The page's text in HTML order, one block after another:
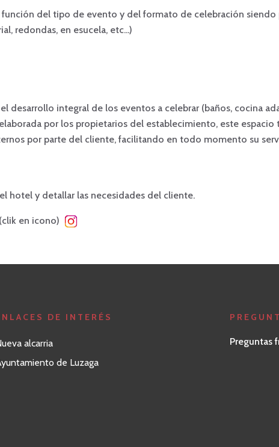
función del tipo de evento y del formato de celebración
redondas, en esucela, etc...)
desarrollo integral de los eventos a celebrar (baños, cocina
por los propietarios del establecimiento, este
por parte del cliente, facilitando en todo momento su
hotel y detallar las necesidades del cliente.
en icono)
DE INTERÉS
alcarria
de Luzaga
Preguntas